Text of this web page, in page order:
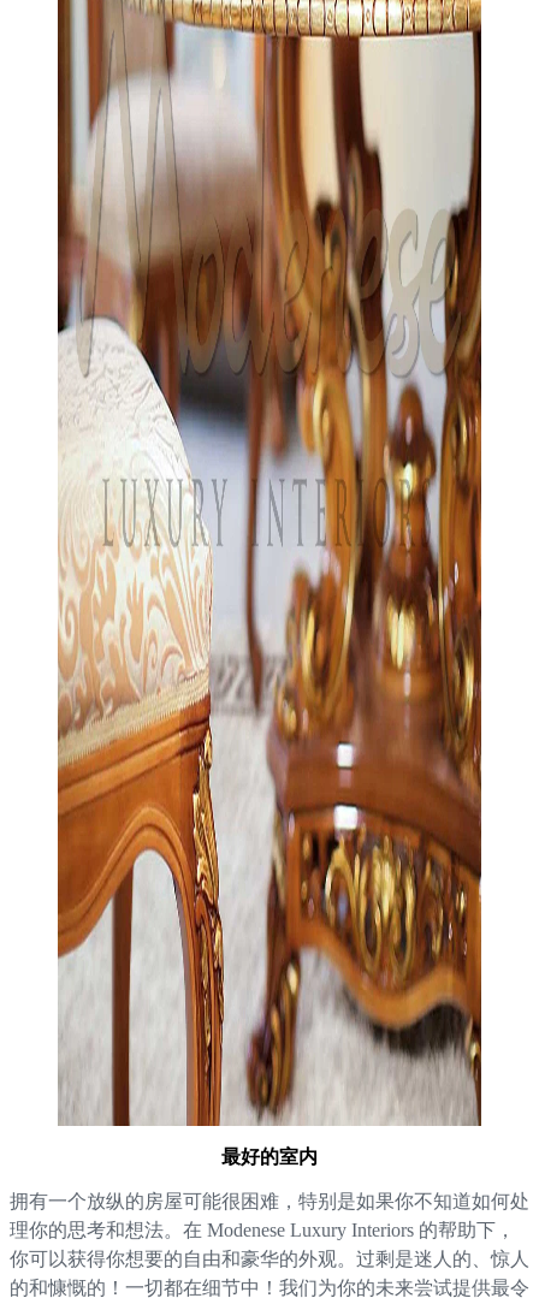
最好的室内
拥有一个放纵的房屋可能很困难，特别是如果你不知道如何处
理你的思考和想法。在 Modenese Luxury Interiors 的帮助下，
你可以获得你想要的自由和豪华的外观。过剩是迷人的、惊人
的和慷慨的！一切都在细节中！我们为你的未来尝试提供最令